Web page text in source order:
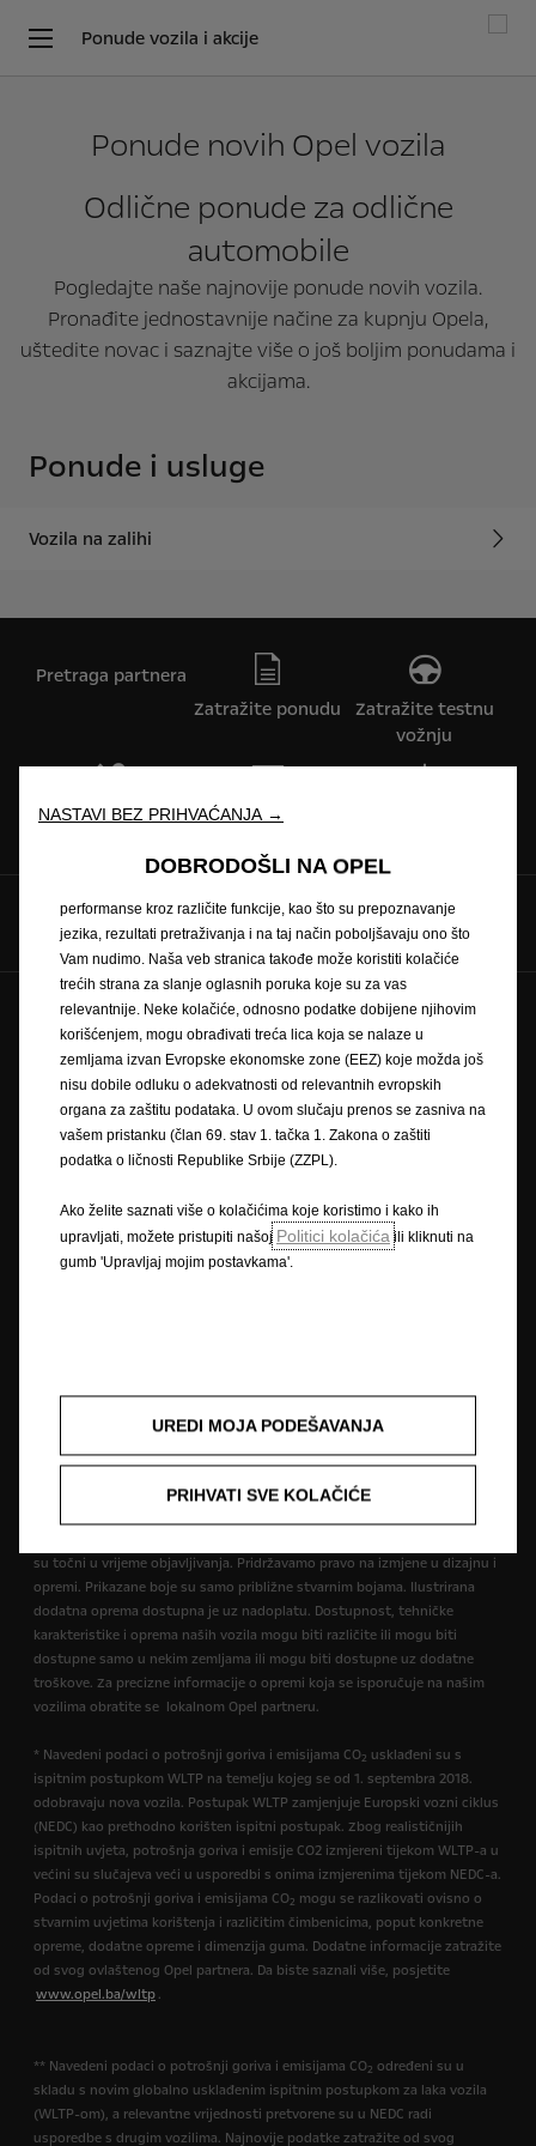
Ponude vozila i akcije
Ponude novih Opel vozila
Odlične ponude za odlične
automobile
Pogledajte naše najnovije ponude novih vozila.
Pronađite jednostavnije načine za kupnju Opela,
uštedite novac i saznajte više o još boljim ponudama i
akcijama.
Ponude i usluge
Vozila na zalihi
Pretraga partnera
Zatražite ponudu
Zatražite testnu
vožnju
Naručivanje na
Newsletter
Pratite nas na
Zaštitni znak i autorska prava
Pravilnik o zaštiti privatnosti
Pravilnik o kolačićima
Impressum
Novi podaci o potrošnji goriva
Pravna obavijest
Recikliranje
Opel u svijetu
Izjave o sukladnosti
Kontaktirajte nas
Tehničke informacije
Postavke kolačića
Slika može prikazivati dodatnu opremu.
Opel partner može Vam dati točne informacije o mogućim promjenama u
međuvremenu. Podaci su informativni. AW OPL Distribution Kft. ne snosi
su točni u vrijeme objavljivanja. Pridržavamo pravo na izmjene u dizajnu i
opremi. Prikazane boje su samo približne stvarnim bojama. Ilustrirana
dodatna oprema dostupna je uz nadoplatu. Dostupnost, tehničke
karakteristike i oprema naših vozila mogu biti različite ili mogu biti
dostupne samo u nekim zemljama ili mogu biti dostupne uz dodatne
troškove. Za precizne informacije o opremi koja se isporučuje na našim
vozilima obratite se lokalnom Opel partneru.
* Navedeni podaci o potrošnji goriva i emisijama CO2 usklađeni su s
ispitnim postupkom WLTP na temelju kojeg se od 1. septembra 2018.
odobravaju nova vozila. Postupak WLTP zamjenjuje Europski vozni ciklus
(NEDC) kao prethodno korišten ispitni postupak. Zbog realističnijih
ispitnih uvjeta, potrošnja goriva i emisije CO2 izmjereni tijekom WLTP-a u
većini su slučajeva veći u usporedbi s onima izmjerenima tijekom NEDC-a.
Podaci o potrošnji goriva i emisijama CO2 mogu se razlikovati ovisno o
stvarnim uvjetima korištenja i različitim čimbenicima, poput konkretne
opreme, dodatne opreme i dimenzija guma. Dodatne informacije zatražite
od svog ovlaštenog Opel partnera. Da biste saznali više, posjetite
www.opel.ba/wltp .
** Navedeni podaci o potrošnji goriva i emisijama CO2 određeni su u
skladu s novim globalno usklađenim ispitnim postupkom za laka vozila
(WLTP-om), a relevantne vrijednosti pretvorene su u NEDC radi
usporedbe s drugim vozilima. Najnovije podatke zatražite od svog
NASTAVI BEZ PRIHVAĆANJA →
DOBRODOŠLI NA OPEL
Koristimo kolačiće kako bismo Vam osigurali najbolje iskustvo na
osnovne funkcionalnosti kao što su bezbednost, upravljanje
performanse kroz različite funkcije, kao što su prepoznavanje
jezika, rezultati pretraživanja i na taj način poboljšavaju ono što
Vam nudimo. Naša veb stranica takođe može koristiti kolačiće
trećih strana za slanje oglasnih poruka koje su za vas
relevantnije. Neke kolačiće, odnosno podatke dobijene njihovim
korišćenjem, mogu obrađivati treća lica koja se nalaze u
zemljama izvan Evropske ekonomske zone (EEZ) koje možda još
nisu dobile odluku o adekvatnosti od relevantnih evropskih
organa za zaštitu podataka. U ovom slučaju prenos se zasniva na
vašem pristanku (član 69. stav 1. tačka 1. Zakona o zaštiti
podatka o ličnosti Republike Srbije (ZZPL).
Ako želite saznati više o kolačićima koje koristimo i kako ih
upravljati, možete pristupiti našoj Politici kolačića ili kliknuti na
gumb 'Upravljaj mojim postavkama'.
UREDI MOJA PODEŠAVANJA
PRIHVATI SVE KOLAČIĆE